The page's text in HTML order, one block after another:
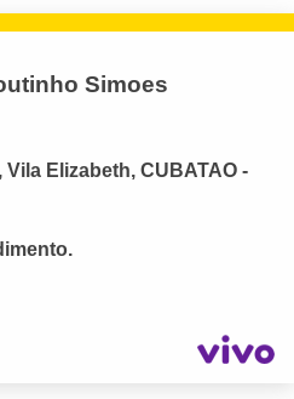
Simoes
Vila Elizabeth, CUBATAO -